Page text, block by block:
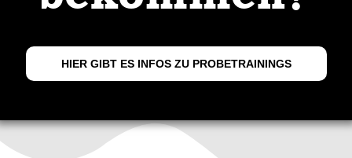
HIER GIBT ES INFOS ZU PROBETRAININGS